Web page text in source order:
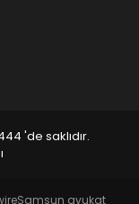
'de saklıdır.
Samsun avukat